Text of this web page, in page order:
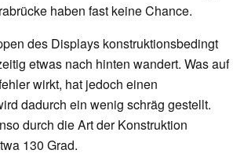
haben fast keine Chance.
des Displays konstruktionsbedingt
etwas nach hinten wandert. Was auf
wirkt, hat jedoch einen
dadurch ein wenig schräg gestellt.
durch die Art der Konstruktion
130 Grad.